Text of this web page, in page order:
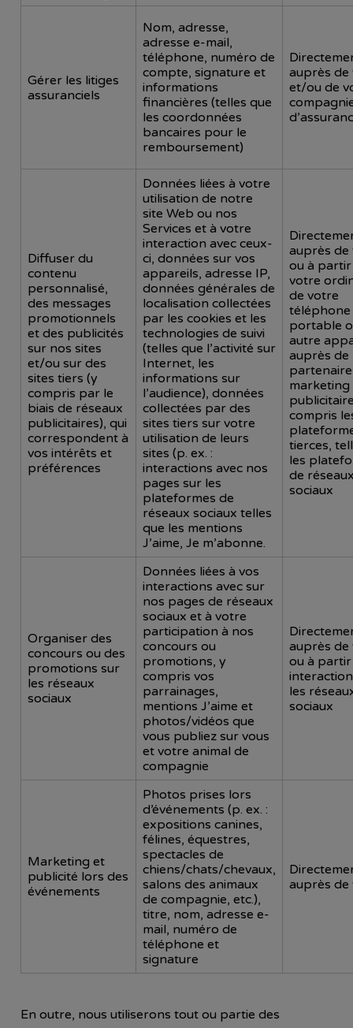
Gérer les litiges
assuranciels
Nom, adresse,
adresse e-mail,
téléphone, numéro de
compte, signature et
informations
financières (telles que
les coordonnées
bancaires pour le
remboursement)
auprès de
et/ou de
Diffuser du
contenu
personnalisé,
des messages
promotionnels
et des publicités
sur nos sites
et/ou sur des
sites tiers (y
compris par le
biais de réseaux
publicitaires), qui
correspondent à
vos intérêts et
préférences
Données liées à votre
utilisation de notre
site Web ou nos
Services et à votre
interaction avec ceux-
ci, données sur vos
appareils, adresse IP,
données générales de
localisation collectées
par les cookies et les
technologies de suivi
(telles que l’activité sur
Internet, les
informations sur
l’audience), données
collectées par des
sites tiers sur votre
utilisation de leurs
sites (p. ex. :
interactions avec nos
pages sur les
plateformes de
réseaux sociaux telles
que les mentions
J’aime, Je m’abonne.
auprès de
ou à
votre
de votre
téléphone
portable
autre
auprès de
marketing
compris
tierces,
les
de
sociaux
Organiser des
concours ou des
promotions sur
les réseaux
sociaux
Données liées à vos
interactions avec sur
nos pages de réseaux
sociaux et à votre
participation à nos
concours ou
promotions, y
compris vos
parrainages,
mentions J’aime et
photos/vidéos que
vous publiez sur vous
et votre animal de
compagnie
auprès de
ou à
les
sociaux
Marketing et
publicité lors des
événements
Photos prises lors
d’événements (p. ex. :
expositions canines,
félines, équestres,
spectacles de
chiens/chats/chevaux,
salons des animaux
de compagnie, etc.),
titre, nom, adresse e-
mail, numéro de
téléphone et
signature
auprès de
En outre, nous utiliserons tout ou partie des